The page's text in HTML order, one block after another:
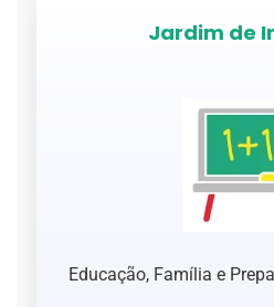
Jardim de
Educação, Família e